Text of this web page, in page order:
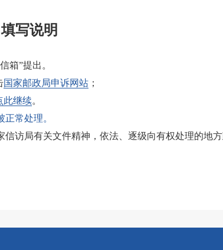
填写说明
箱”提出。
国家邮政局申诉网站 ；
此继续。
常处理。
访局有关文件精神，依法、逐级向有权处理的地